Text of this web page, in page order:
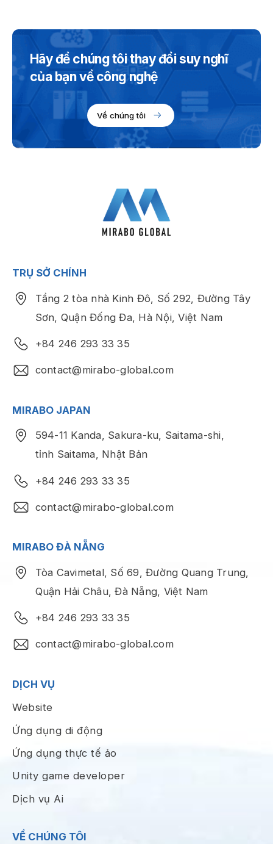
Hãy để chúng tôi thay đổi suy nghĩ
của bạn về công nghệ
Về chúng tôi
TRỤ SỞ CHÍNH
Tầng 2 tòa nhà Kinh Đô, Số 292, Đường Tây
Sơn, Quận Đống Đa, Hà Nội, Việt Nam
+84 246 293 33 35
contact@mirabo-global.com
MIRABO JAPAN
594-11 Kanda, Sakura-ku, Saitama-shi,
tỉnh Saitama, Nhật Bản
+84 246 293 33 35
contact@mirabo-global.com
MIRABO ĐÀ NẴNG
Tòa Cavimetal, Số 69, Đường Quang Trung,
Quận Hải Châu, Đà Nẵng, Việt Nam
+84 246 293 33 35
contact@mirabo-global.com
DỊCH VỤ
Website
Ứng dụng di động
Ứng dụng thực tế ảo
Unity game developer
Dịch vụ Ai
VỀ CHÚNG TÔI